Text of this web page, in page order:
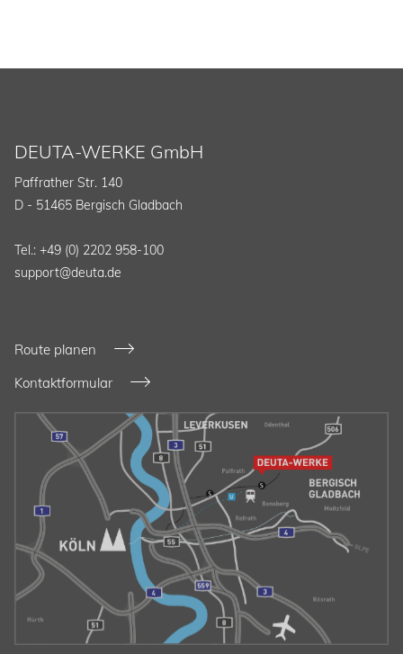
DEUTA-WERKE GmbH
Paffrather Str. 140
D - 51465 Bergisch Gladbach
Tel.: +49 (0) 2202 958-100
support@deuta.de
Route planen
Kontaktformular